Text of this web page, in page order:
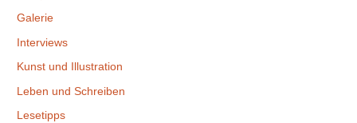
Galerie
Interviews
Kunst und Illustration
Leben und Schreiben
Lesetipps